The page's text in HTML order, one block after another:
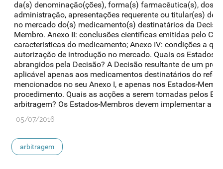
da(s) denominação(ções), forma(s) farmacêutica(s),
administração, apresentações requerente ou titular(es) de
no mercado do(s) medicamento(s) destinatários da
Membro. Anexo II: conclusões científicas emitidas pelo
características do medicamento; Anexo IV: condições a
autorização de introdução no mercado. Quais os Estados-
abrangidos pela Decisão? A Decisão resultante de um
aplicável apenas aos medicamentos destinatários do
mencionados no seu Anexo I, e apenas nos Estados-
procedimento. Quais as acções a serem tomadas pelos
arbitragem? Os Estados-Membros devem implementar a
05/07/2016
arbitragem